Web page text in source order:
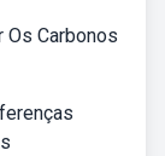
Os Carbonos